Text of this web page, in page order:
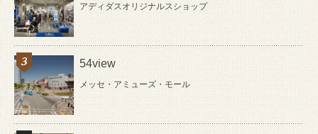
アディダスオリジナルスショップ
54view
メッセ・アミューズ・モール